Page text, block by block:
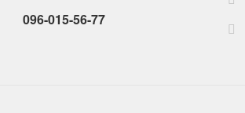
096-015-56-77